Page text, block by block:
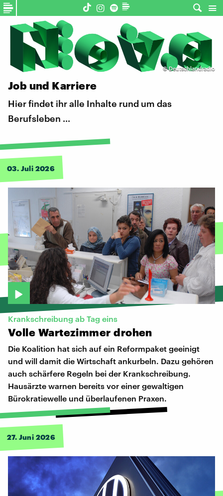
©Deutschlandradio
Job und Karriere
Hier findet ihr alle Inhalte rund um das
Berufsleben ...
03. Juli 2026
Krankschreibung ab Tag eins
Volle Wartezimmer drohen
Die Koalition hat sich auf ein Reformpaket geeinigt
und will damit die Wirtschaft ankurbeln. Dazu gehören
auch schärfere Regeln bei der Krankschreibung.
Hausärzte warnen bereits vor einer gewaltigen
Bürokratiewelle und überlaufenen Praxen.
27. Juni 2026